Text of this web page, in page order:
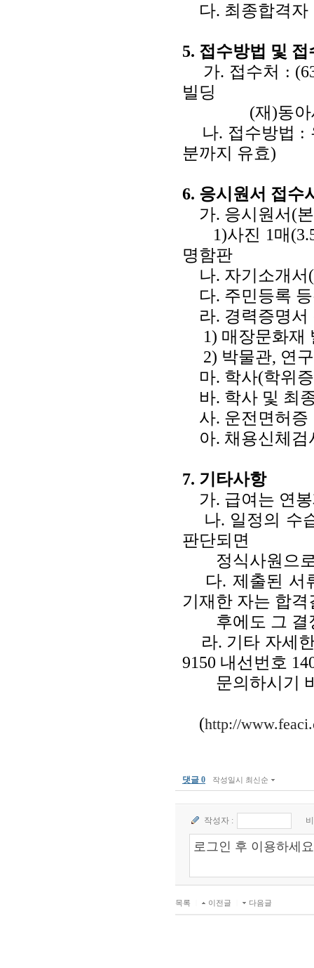
다. 최종합격자
5. 접수방법 및 접
가. 접수처 :
빌딩
(재)동아세아
나. 접수방법 :
분까지 유효)
6. 응시원서 접수
가. 응시원서(
1)사진 1매
명함판
나. 자기소개서
다. 주민등록 등
라. 경력증명서
1) 매장문화재
2) 박물관, 연구
마. 학사(학위
바. 학사 및 최
사. 운전면허증
아. 채용신체검
7. 기타사항
가. 급여는 연봉
나. 일정의 수
판단되면
정식사원으로
다. 제출된 서
기재한 자는 합격
후에도 그 결
라. 기타 자세한
9150 내선번호
문의하시기 바
(http://
댓글 0 작성일시 최신순
작성자 :
목록 이전글 다음글